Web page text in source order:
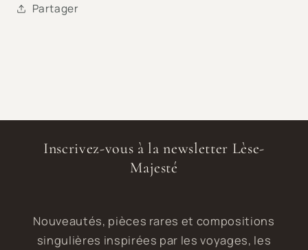
Partager
Inscrivez-vous à la newsletter Lèse-
Majesté
Nouveautés, pièces rares et compositions
singulières inspirées par les voyages, les